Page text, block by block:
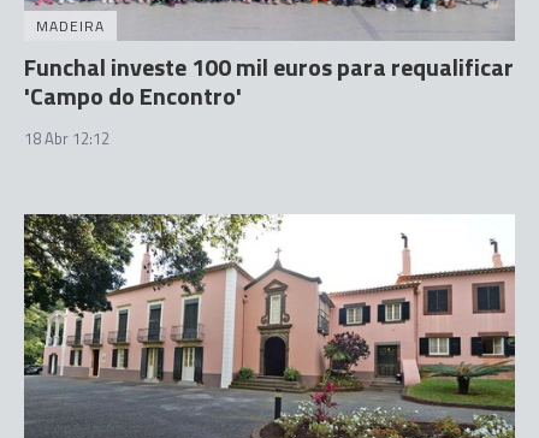
MADEIRA
Funchal investe 100 mil euros para requalificar
'Campo do Encontro'
18 Abr 12:12